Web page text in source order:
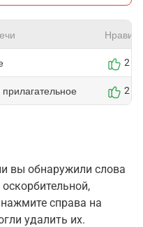
2
прилагательное 2
вы обнаружили слова
справа на
удалить их.